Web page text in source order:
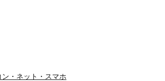
ン・ネット・スマホ